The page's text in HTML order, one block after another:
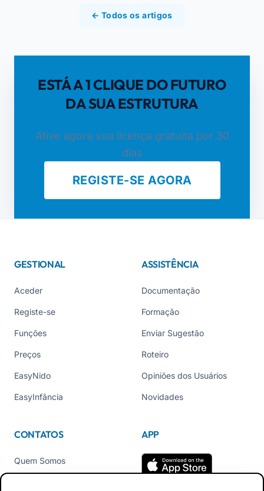
← Todos os artigos
ESTÁ A 1 CLIQUE DO FUTURO
DA SUA ESTRUTURA
Ative agora sua licença gratuita por 30
dias
REGISTE-SE AGORA
GESTIONAL
Aceder
Registe-se
Funções
Preços
EasyNido
EasyInfância
ASSISTÊNCIA
Documentação
Formação
Enviar Sugestão
Roteiro
Opiniões dos Usuários
Novidades
CONTATOS
Quem Somos
APP